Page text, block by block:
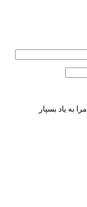
مرا به یاد بسپار